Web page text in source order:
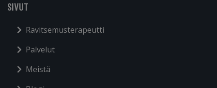
SIVUT
Ravitsemusterapeutti
Palvelut
Meistä